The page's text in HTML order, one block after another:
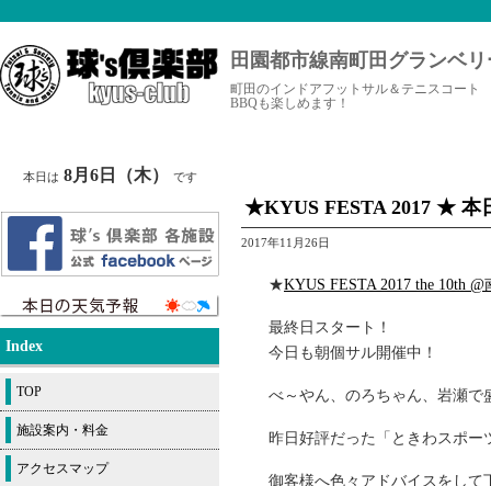
田園都市線南町田グランベ
町田のインドアフットサル＆テニスコート
BBQも楽しめます！
★KYUS FESTA 2017 ★ 本
2017年11月26日
★KYUS FESTA 2017 the 10th
最終日スタート！
今日も朝個サル開催中！
べ～やん、のろちゃん、岩瀬で
昨日好評だった「ときわスポ
御客様へ色々アドバイスをして
本日は 8月6日（木） です
Index
TOP
施設案内・料金
アクセスマップ